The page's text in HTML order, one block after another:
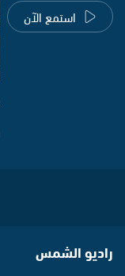
استمع الآن
راديو الشمس